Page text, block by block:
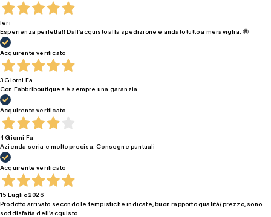
Ieri
Esperienza perfetta!! Dall’acquisto alla spedizione è andato tutto a meraviglia. 🤩
Acquirente verificato
3 Giorni Fa
Con Fabbriboutiques è sempre una garanzia
Acquirente verificato
4 Giorni Fa
Azienda seria e molto precisa. Consegne puntuali
Acquirente verificato
15 Luglio 2026
Prodotto arrivato secondo le tempistiche indicate, buon rapporto qualità/prezzo, sono
soddisfatta dell’acquisto